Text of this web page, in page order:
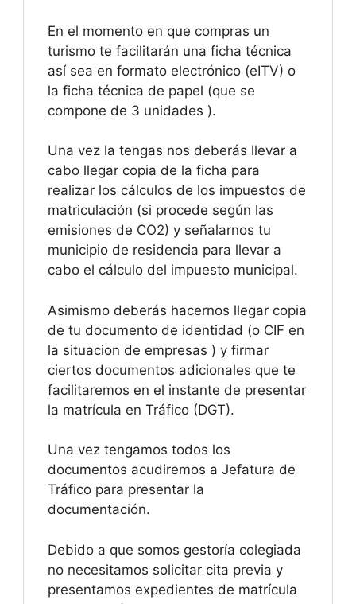
En el momento en que compras un
turismo te facilitarán una ficha técnica
así sea en formato electrónico (eITV) o
la ficha técnica de papel (que se
compone de 3 unidades ).
Una vez la tengas nos deberás llevar a
cabo llegar copia de la ficha para
realizar los cálculos de los impuestos de
matriculación (si procede según las
emisiones de CO2) y señalarnos tu
municipio de residencia para llevar a
cabo el cálculo del impuesto municipal.
Asimismo deberás hacernos llegar copia
de tu documento de identidad (o CIF en
la situacion de empresas ) y firmar
ciertos documentos adicionales que te
facilitaremos en el instante de presentar
la matrícula en Tráfico (DGT).
Una vez tengamos todos los
documentos acudiremos a Jefatura de
Tráfico para presentar la
documentación.
Debido a que somos gestoría colegiada
no necesitamos solicitar cita previa y
presentamos expedientes de matrícula